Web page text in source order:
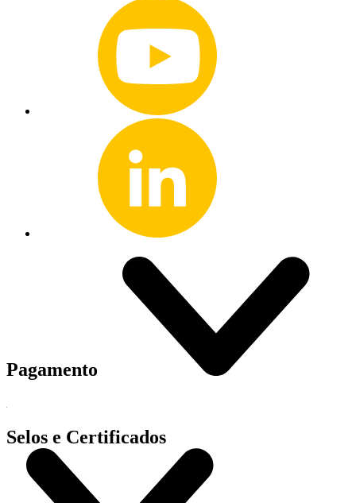
Pagamento
Selos e Certificados